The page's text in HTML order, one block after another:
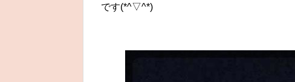
です(*^▽^*)